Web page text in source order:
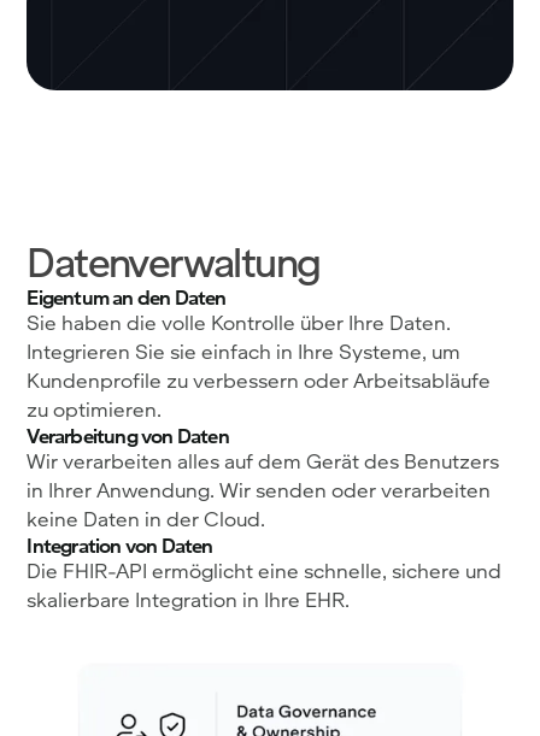
Datenverwaltung
Eigentum an den Daten
Sie haben die volle Kontrolle über Ihre Daten.
Integrieren Sie sie einfach in Ihre Systeme, um
Kundenprofile zu verbessern oder Arbeitsabläufe
zu optimieren.
Verarbeitung von Daten
Wir verarbeiten alles auf dem Gerät des Benutzers
in Ihrer Anwendung. Wir senden oder verarbeiten
keine Daten in der Cloud.
Integration von Daten
Die FHIR-API ermöglicht eine schnelle, sichere und
skalierbare Integration in Ihre EHR.